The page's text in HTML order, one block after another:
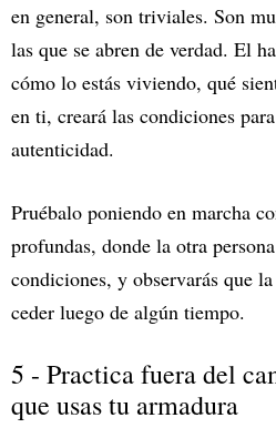
en general, son triviales. Son
las que se abren de verdad. El
cómo lo estás viviendo, qué
en ti, creará las condiciones
autenticidad.
Pruébalo poniendo en marcha
profundas, donde la otra
condiciones, y observarás que
ceder luego de algún tiempo.
5 - Practica fuera del
que usas tu armadura